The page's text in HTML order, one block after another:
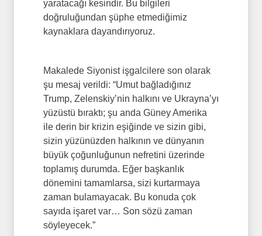
yaratacağı kesindir. Bu bilgileri
doğruluğundan şüphe etmediğimiz
kaynaklara dayandırıyoruz.
Makalede Siyonist işgalcilere son olarak
şu mesaj verildi: “Umut bağladığınız
Trump, Zelenskiy’nin halkını ve Ukrayna’yı
yüzüstü bıraktı; şu anda Güney Amerika
ile derin bir krizin eşiğinde ve sizin gibi,
sizin yüzünüzden halkının ve dünyanın
büyük çoğunluğunun nefretini üzerinde
toplamış durumda. Eğer başkanlık
dönemini tamamlarsa, sizi kurtarmaya
zaman bulamayacak. Bu konuda çok
sayıda işaret var… Son sözü zaman
söyleyecek.”